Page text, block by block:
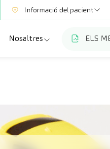
Informació del pacient
Mútues
Nosaltres
Blog
CreuBlanca Empreses
ELS